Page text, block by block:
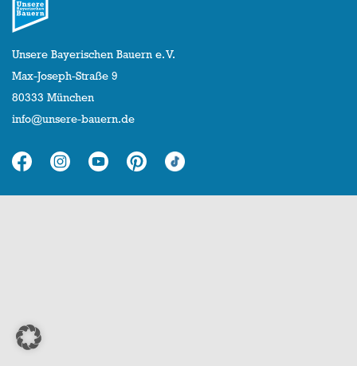
Unsere Bayerischen Bauern e. V.
Max-Joseph-Straße 9
80333 München
info@unsere-bauern.de